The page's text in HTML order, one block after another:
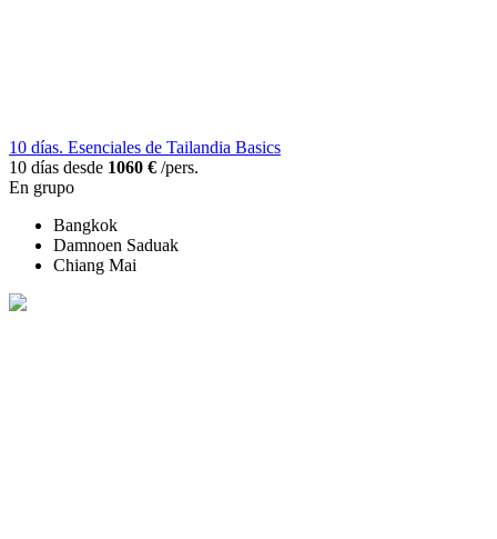
10 días. Esenciales de Tailandia Basics
10 días desde 1060 € /pers.
En grupo
Bangkok
Damnoen Saduak
Chiang Mai